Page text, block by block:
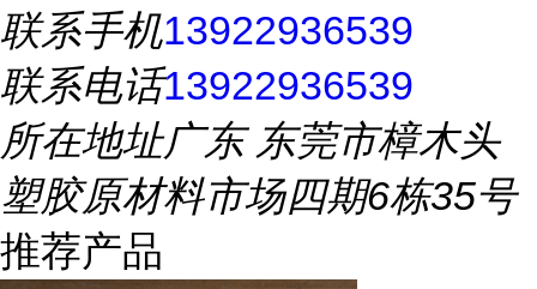
联系手机13922936539
联系电话13922936539
所在地址广东 东莞市樟木头
塑胶原材料市场四期6栋35号
推荐产品